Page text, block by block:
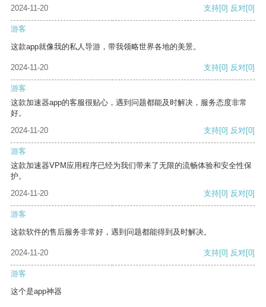
2024-11-20
支持[0] 反对[0]
游客
这款app就像我的私人导游，带我领略世界各地的美景。
2024-11-20 支持[0] 反对[0]
游客
这款加速器app的客服很贴心，遇到问题都能及时解决，服务态度非常
好。
2024-11-20
支持[0] 反对[0]
游客
这款加速器VPM应用程序已经为我们带来了无限的流畅体验和安全性保
护。
2024-11-20
支持[0] 反对[0]
游客
这款软件的售后服务非常好，遇到问题都能得到及时解决。
2024-11-20 支持[0] 反对[0]
游客
这个是app神器